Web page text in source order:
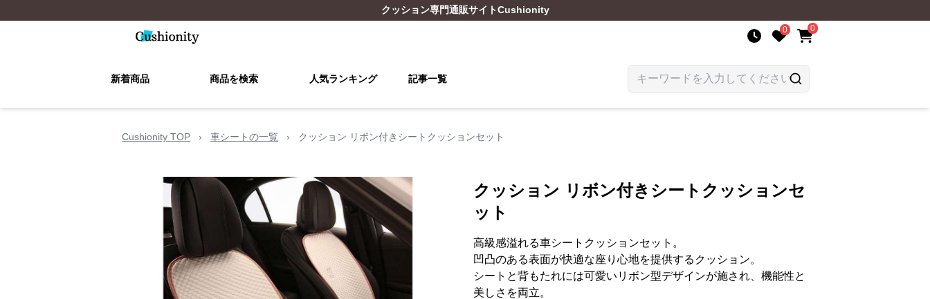
クッション専門通販サイトCushionity
0 0
新着商品 商品を検索 人気ランキング 記事一覧
Cushionity TOP › 車シートの一覧 › クッション リボン付きシートクッションセット
クッション リボン付きシートクッションセ
ット
高級感溢れる車シートクッションセット。
凹凸のある表面が快適な座り心地を提供するクッション。
シートと背もたれには可愛いリボン型デザインが施され、機能性と
美しさを両立。